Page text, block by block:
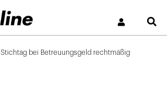
Stichtag bei Betreuungsgeld rechtmäßig